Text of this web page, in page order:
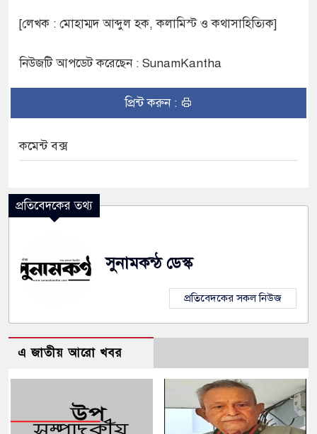
[লেখক : মোহাম্মদ আব্দুল হক, কলামিস্ট ও কথাসাহিত্যিক]
নিউজটি আপডেট করেছেন : SunamKantha
প্রিন্ট করুন :
কমেন্ট বক্স
প্রতিবেদকের তথ্য
সুনামকন্ঠ ডেস্ক
প্রতিবেদকের সকল নিউজ
এ জাতীয় আরো খবর